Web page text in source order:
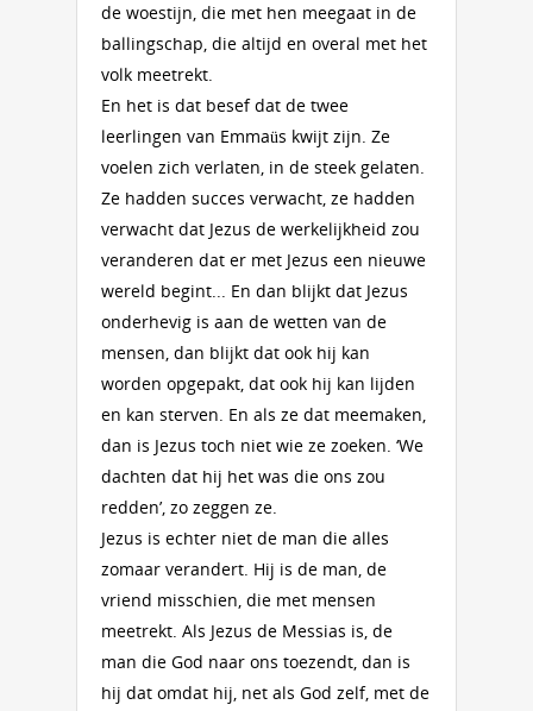
de woestijn, die met hen meegaat in de
ballingschap, die altijd en overal met het
volk meetrekt.
En het is dat besef dat de twee
leerlingen van Emmaüs kwijt zijn. Ze
voelen zich verlaten, in de steek gelaten.
Ze hadden succes verwacht, ze hadden
verwacht dat Jezus de werkelijkheid zou
veranderen dat er met Jezus een nieuwe
wereld begint... En dan blijkt dat Jezus
onderhevig is aan de wetten van de
mensen, dan blijkt dat ook hij kan
worden opgepakt, dat ook hij kan lijden
en kan sterven. En als ze dat meemaken,
dan is Jezus toch niet wie ze zoeken. ‘We
dachten dat hij het was die ons zou
redden’, zo zeggen ze.
Jezus is echter niet de man die alles
zomaar verandert. Hij is de man, de
vriend misschien, die met mensen
meetrekt. Als Jezus de Messias is, de
man die God naar ons toezendt, dan is
hij dat omdat hij, net als God zelf, met de